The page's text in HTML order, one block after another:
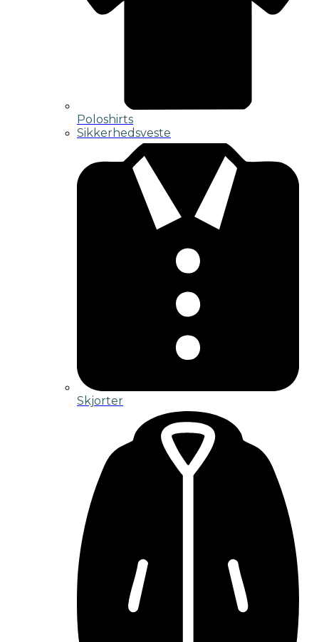
Poloshirts
Sikkerhedsveste
Skjorter